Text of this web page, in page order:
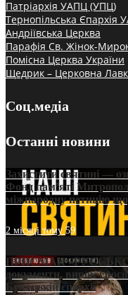
Патріархія УАПЦ (УПЦ)
Тернопільська Єпархія
Андріївська Церква
Парафія Св. Жінок-
Помісна Церква України
Щедрик – Церковна
Соц.медіа
Останні новини
Захистити святині —
Фонд пам’яті
міжнародну петицію
2 місяці тому59
ПРИСМАК
документи, вирок і
Бучацькій єпархії